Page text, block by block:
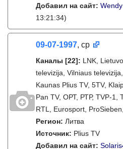
Добавил на сайт:
13:21:34)
09-07-1997, ср
Каналы [22]: LNK,
televizija, Vilniaus
Kaunas Plius TV, 5TV,
Pan TV, ОРТ, РТР, TVP-1,
RTL, Eurosport,
Регион: Литва
Источник: Plius TV
Добавил на сайт: